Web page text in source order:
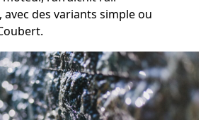
des variants simple ou